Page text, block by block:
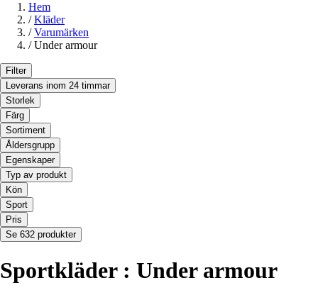
Hem
/ Kläder
/ Varumärken
/ Under armour
Filter
Leverans inom 24 timmar
Storlek
Färg
Sortiment
Åldersgrupp
Egenskaper
Typ av produkt
Kön
Sport
Pris
Se 632 produkter
Sportkläder : Under armour